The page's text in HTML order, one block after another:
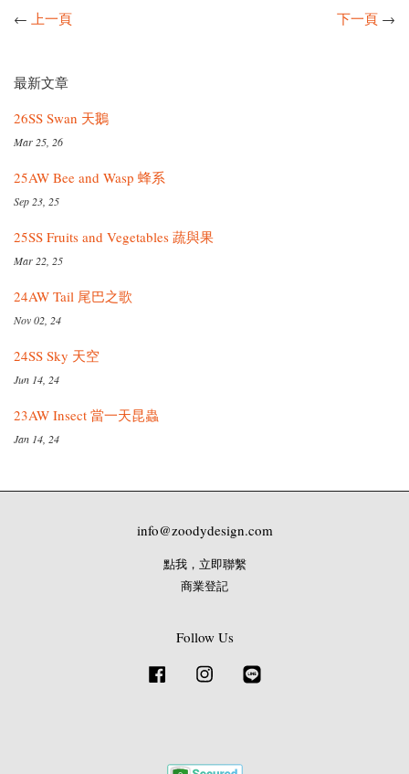
← 上一頁 下一頁 →
最新文章
26SS Swan 天鵝
Mar 25, 26
25AW Bee and Wasp 蜂系
Sep 23, 25
25SS Fruits and Vegetables 蔬與果
Mar 22, 25
24AW Tail 尾巴之歌
Nov 02, 24
24SS Sky 天空
Jun 14, 24
23AW Insect 當一天昆蟲
Jan 14, 24
info@zoodydesign.com
點我，立即聯繫
商業登記
Follow Us
Facebook Instagram